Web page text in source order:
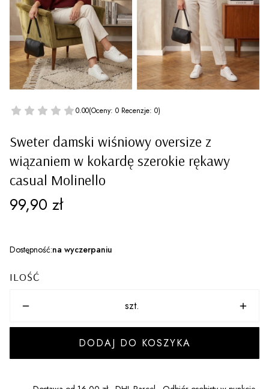
0.00(Oceny: 0 Recenzje: 0)
Sweter damski wiśniowy oversize z
wiązaniem w kokardę szerokie rękawy
casual Molinello
Cena
99,90 zł
Dostępność:na wyczerpaniu
ILOŚĆ
szt.
DODAJ DO KOSZYKA